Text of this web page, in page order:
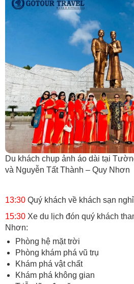
Du khách chụp ảnh áo dài tại
và Nguyễn Tất Thành – Quy Nhơn
13:30 Quý khách về khách sạn
15:30 Xe du lịch đón quý khách
Nhơn:
Phòng hệ mặt trời
Phòng khám phá vũ trụ
Khám phá vật chất
Khám phá không gian